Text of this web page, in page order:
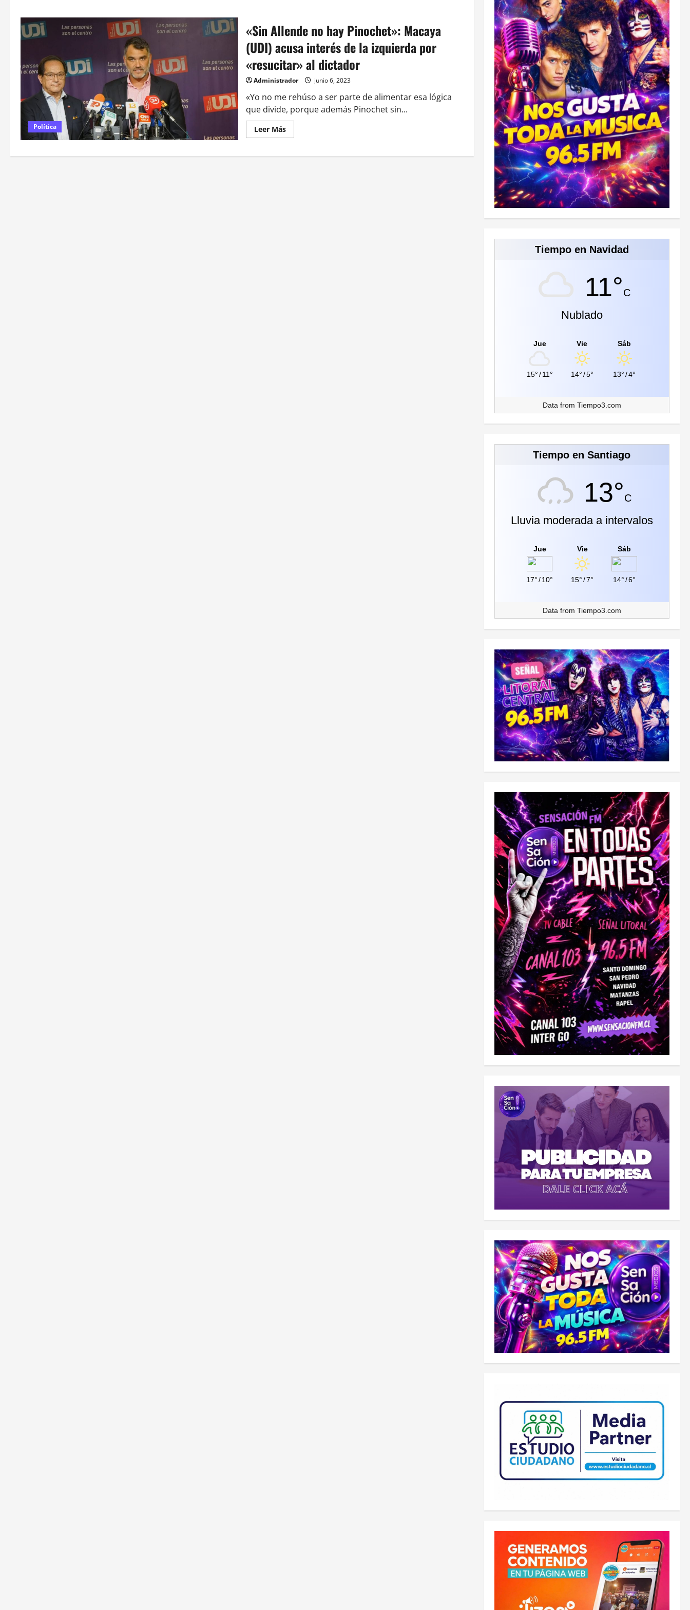
Política
«Sin Allende no hay Pinochet»: Macaya
(UDI) acusa interés de la izquierda por
«resucitar» al dictador
Administrador junio 6, 2023
«Yo no me rehúso a ser parte de alimentar esa lógica
que divide, porque además Pinochet sin...
Leer MásLeer
más
«Sin
Tiempo en Navidad
11°C
Nublado
Jue
15°/11°
Vie
14°/5°
Sáb
13°/4°
Data from Tiempo3.com
Tiempo en Santiago
13°C
Lluvia moderada a intervalos
Jue
17° /10°
Vie
15° /7°
Sáb
14° /6°
Data from Tiempo3.com